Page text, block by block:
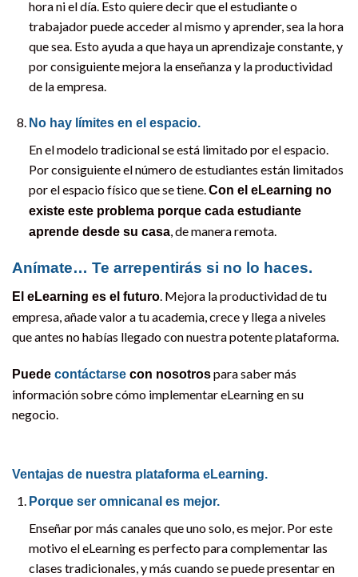
hora ni el día. Esto quiere decir que el estudiante o
trabajador puede acceder al mismo y aprender, sea la hora
que sea. Esto ayuda a que haya un aprendizaje constante, y
por consiguiente mejora la enseñanza y la productividad
de la empresa.
No hay límites en el espacio.
En el modelo tradicional se está limitado por el espacio.
Por consiguiente el número de estudiantes están limitados
por el espacio físico que se tiene.Con el eLearning no
existe este problema porque cada estudiante
aprende desde su casa, de manera remota.
Anímate… Te arrepentirás si no lo haces.
El eLearning es el futuro. Mejora la productividad de tu
empresa, añade valor a tu academia, crece y llega a niveles
que antes no habías llegado con nuestra potente plataforma.
Puede contáctarse con nosotrospara saber más
información sobre cómo implementar eLearning en su
negocio.
Ventajas de nuestra plataforma eLearning.
Porque ser omnicanal es mejor.
Enseñar por más canales que uno solo, es mejor. Por este
motivo el eLearning es perfecto para complementar las
clases tradicionales, y más cuando se puede presentar en